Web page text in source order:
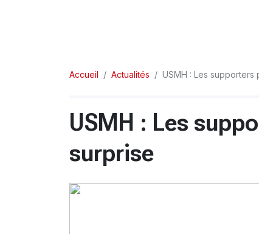
Accueil Actualités USMH : Les
USMH : Les
surprise